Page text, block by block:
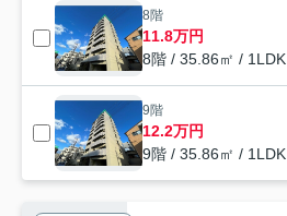
8階
11.8万円
8階 / 35.86㎡ / 1LDK
9階
12.2万円
9階 / 35.86㎡ / 1LDK